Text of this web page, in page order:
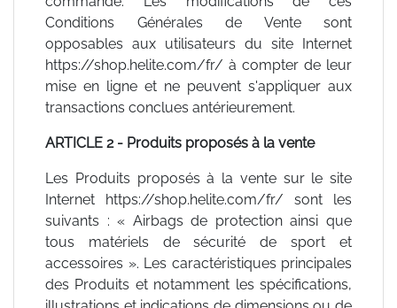
Conditions Générales de Vente sont
opposables aux utilisateurs du site Internet
https://shop.helite.com/fr/ à compter de leur
mise en ligne et ne peuvent s'appliquer aux
transactions conclues antérieurement.
ARTICLE 2 - Produits proposés à la vente
Les Produits proposés à la vente sur le site
Internet https://shop.helite.com/fr/ sont les
suivants : « Airbags de protection ainsi que
tous matériels de sécurité de sport et
accessoires ». Les caractéristiques principales
des Produits et notamment les spécifications,